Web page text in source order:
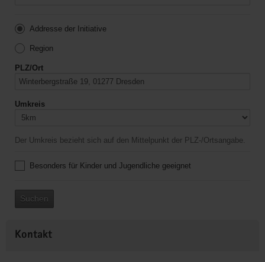
Addresse der Initiative
Region
PLZ/Ort
Umkreis
Der Umkreis bezieht sich auf den Mittelpunkt der PLZ-/Ortsangabe.
Besonders für Kinder und Jugendliche geeignet
Suchen
Kontakt